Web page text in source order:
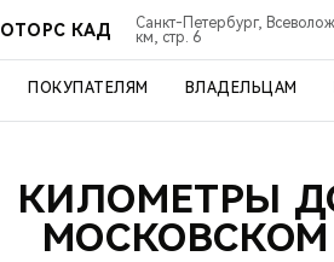
КАД
Санкт-Петербург,
км, стр. 6
ПОКУПАТЕЛЯМ ВЛАДЕЛЬЦАМ
КИЛОМЕТРЫ